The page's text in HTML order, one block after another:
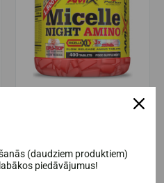
AmixPro® Micelle Night Amino
44,95€
Pieejams noliktavā
(daudziem produktiem)
piedāvājumus!